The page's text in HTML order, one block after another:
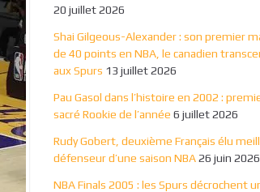
20 juillet 2026
Shai Gilgeous-Alexander : son premier
de 40 points en NBA, le canadien
aux Spurs 13 juillet 2026
Pau Gasol dans l’histoire en 2002 :
sacré Rookie de l’année 6 juillet 2026
Rudy Gobert, deuxième Français élu
défenseur d’une saison NBA26 juin 2026
NBA Finals 2005 : les Spurs décrochent